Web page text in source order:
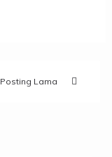
Posting Lama